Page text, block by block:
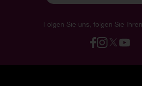
Folgen Sie uns, folgen Sie